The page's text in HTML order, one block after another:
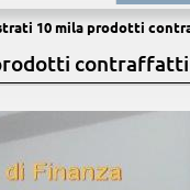
10 mila prodotti
contraffatti